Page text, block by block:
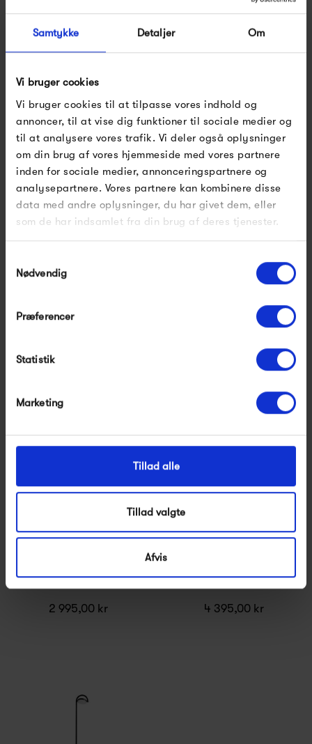
Samtykke Detaljer Om
Vi bruger cookies
Vi bruger cookies til at tilpasse vores indhold og
annoncer, til at vise dig funktioner til sociale medier og
til at analysere vores trafik. Vi deler også oplysninger
om din brug af vores hjemmeside med vores partnere
inden for sociale medier, annonceringspartnere og
analysepartnere. Vores partnere kan kombinere disse
data med andre oplysninger, du har givet dem, eller
som de har indsamlet fra din brug af deres tjenester.
Nødvendig
Præferencer
Statistik
Marketing
Tillad alle
Tillad valgte
Afvis
Produkter fra samme kategori
Jieldé Loft D9406
10 585,00 kr
Jieldé Signal SI433
5 270,00 kr
Muuto Leaf Floor Lamp
2 995,00 kr
Muuto Pull Lamp
4 395,00 kr